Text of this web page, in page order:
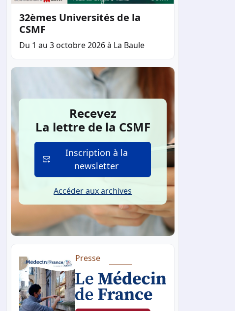
32èmes Universités de la
CSMF
Du 1 au 3 octobre 2026 à La Baule
Recevez
La lettre de la CSMF
Inscription à la
newsletter
Accéder aux archives
Presse